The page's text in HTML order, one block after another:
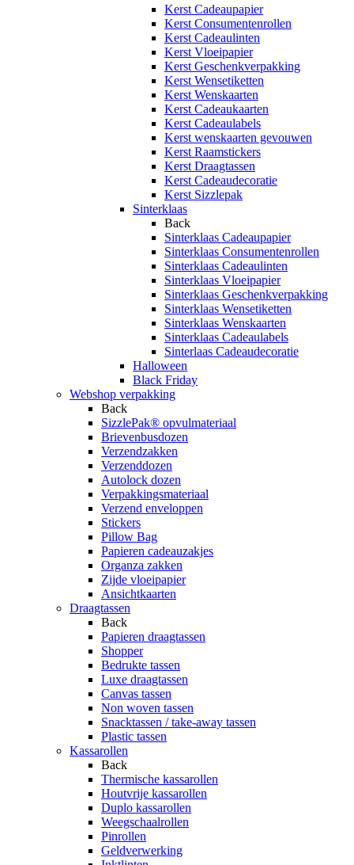
Kerst Cadeaupapier
Kerst Consumentenrollen
Kerst Cadeaulinten
Kerst Vloeipapier
Kerst Geschenkverpakking
Kerst Wensetiketten
Kerst Wenskaarten
Kerst Cadeaukaarten
Kerst Cadeaulabels
Kerst wenskaarten gevouwen
Kerst Raamstickers
Kerst Draagtassen
Kerst Cadeaudecoratie
Kerst Sizzlepak
Sinterklaas
Back
Sinterklaas Cadeaupapier
Sinterklaas Consumentenrollen
Sinterklaas Cadeaulinten
Sinterklaas Vloeipapier
Sinterklaas Geschenkverpakking
Sinterklaas Wensetiketten
Sinterklaas Wenskaarten
Sinterklaas Cadeaulabels
Sinterlaas Cadeaudecoratie
Halloween
Black Friday
Webshop verpakking
Back
SizzlePak® opvulmateriaal
Brievenbusdozen
Verzendzakken
Verzenddozen
Autolock dozen
Verpakkingsmateriaal
Verzend enveloppen
Stickers
Pillow Bag
Papieren cadeauzakjes
Organza zakken
Zijde vloeipapier
Ansichtkaarten
Draagtassen
Back
Papieren draagtassen
Shopper
Bedrukte tassen
Luxe draagtassen
Canvas tassen
Non woven tassen
Snacktassen / take-away tassen
Plastic tassen
Kassarollen
Back
Thermische kassarollen
Houtvrije kassarollen
Duplo kassarollen
Weegschaalrollen
Pinrollen
Geldverwerking